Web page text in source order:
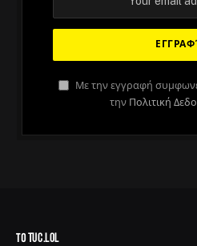
Με την εγγραφή
την Πολιτική
ΤΟ TUC.LOL